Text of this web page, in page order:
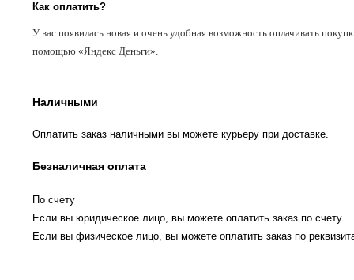
Как оплатить?
У вас появилась новая и очень удобная возможность оплачивать
помощью «Яндекс Деньги».
Наличными
Оплатить заказ наличными вы можете курьеру при доставке.
Безналичная оплата
По счету
Если вы юридическое лицо, вы можете оплатить заказ по счету.
Если вы физическое лицо, вы можете оплатить заказ по